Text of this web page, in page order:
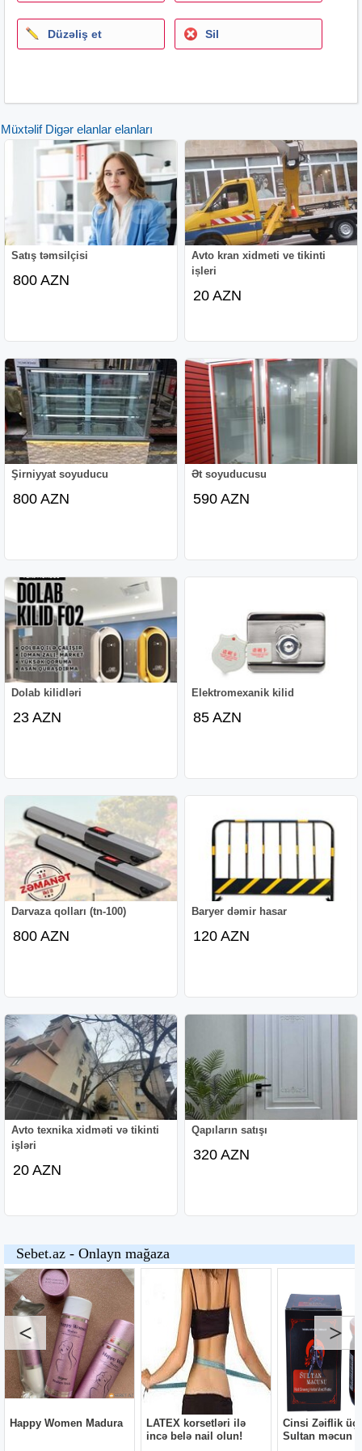
Düzəliş et Sil
Müxtəlif Digər elanlar elanları
Satış təmsilçisi
800 AZN
Avto kran xidmeti ve tikinti
ișleri
20 AZN
Şirniyyat soyuducu
800 AZN
Ət soyuducusu
590 AZN
Dolab kilidləri
23 AZN
Elektromexanik kilid
85 AZN
Darvaza qolları (tn-100)
800 AZN
Baryer dəmir hasar
120 AZN
Avto texnika xidməti və tikinti
işləri
20 AZN
Qapıların satışı
320 AZN